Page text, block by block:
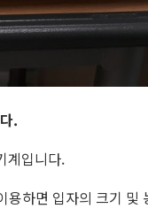
.
계입니다.
하면 입자의 크기 및